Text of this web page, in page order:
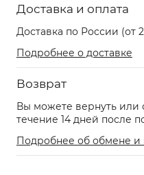
Доставка и оплата
Доставка по России (от
Подробнее о доставке
Возврат
Вы можете вернуть или
течение 14 дней после
Подробнее об обмене и